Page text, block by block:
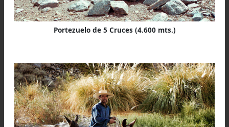
Cinco pequeñas columnas irregulares de
piedras superpuestas, (altas poco más o
metro) recuerdan la muerte de otros